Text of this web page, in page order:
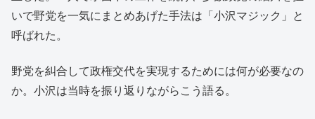
いで野党を一気にまとめあげた手法は「小沢マジック」と
呼ばれた。
野党を糾合して政権交代を実現するためには何が必要なの
か。小沢は当時を振り返りながらこう語る。